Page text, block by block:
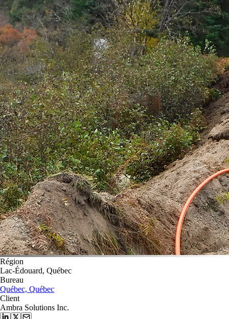
Région
Lac-Édouard, Québec
Bureau
Québec, Québec
Client
Ambra Solutions Inc.